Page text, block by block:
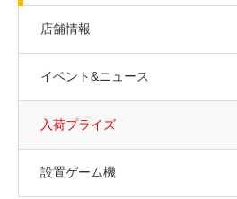
店舗情報
イベント&ニュース
入荷プライズ
設置ゲーム機